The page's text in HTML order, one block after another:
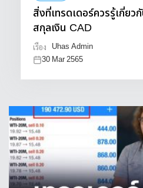
สิ่งที่เทรดเดอร์ควรรู้เกี่ย
สกุลเงิน CAD
เรื่อง
Uhas Admin
30 Mar 2565